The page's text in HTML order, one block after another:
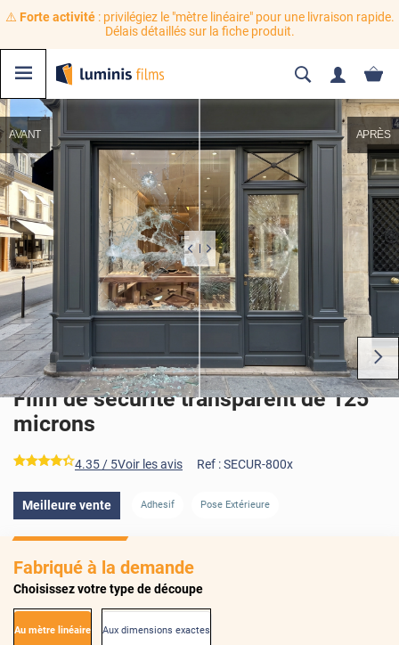
⚠️ Forte activité: privilégiez le "mètre linéaire" pour une livraison rapide.
Délais détaillés sur la fiche produit.
AVANT APRÈS
Film de sécurité transparent de 125
microns
*****
4.35 / 5Voir les avis Ref :SECUR-800x
Meilleure vente Adhesif Pose Extérieure
Fabriqué à la demande
Choisissez votre type de découpe
Au mètre linéaire Aux dimensions exactes